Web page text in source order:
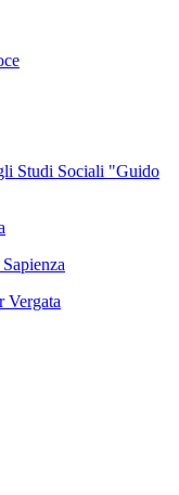
Studi Sociali "Guido
Vergata